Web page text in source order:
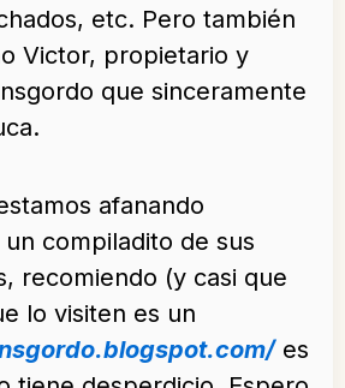
etc. Pero también
Victor, propietario y
que sinceramente
afanando
compiladito de sus
recomiendo (y casi que
lo visiten es un
es